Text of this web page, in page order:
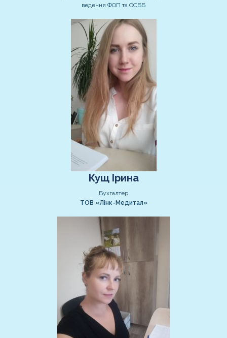
ведення ФОП та ОСББ
Кущ Ірина
Бухгалтер
ТОВ «Лінк-Медитал»